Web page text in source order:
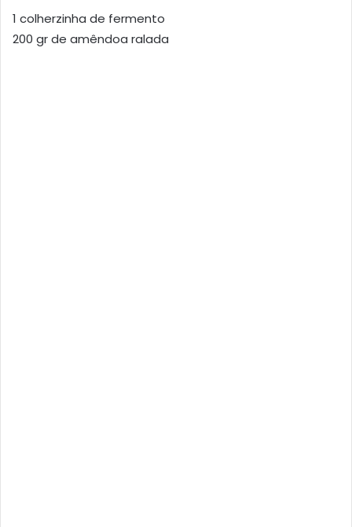
1 colherzinha de fermento
200 gr de amêndoa ralada